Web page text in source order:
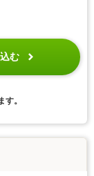
む
。